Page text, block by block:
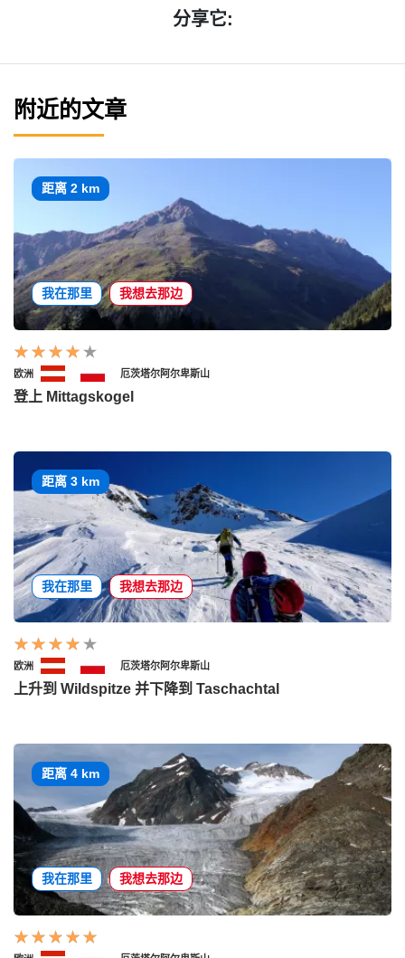
分享它:
附近的文章
距离 2 km
我在那里 我想去那边
欧洲 厄茨塔尔阿尔卑斯山
登上 Mittagskogel
距离 3 km
我在那里 我想去那边
欧洲 厄茨塔尔阿尔卑斯山
上升到 Wildspitze 并下降到 Taschachtal
距离 4 km
我在那里 我想去那边